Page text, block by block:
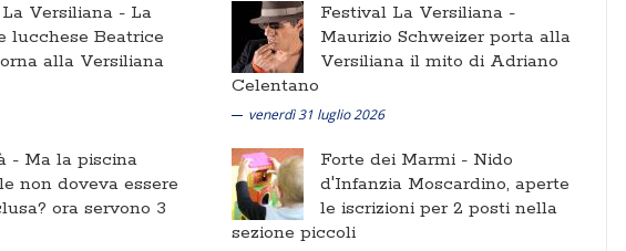
Versiliana - La
lucchese Beatrice
alla Versiliana
Festival La Versiliana -
Maurizio Schweizer porta alla
Versiliana il mito di Adriano
Celentano
venerdì 31 luglio 2026
- Ma la piscina
non doveva essere
ora servono 3
Forte dei Marmi - Nido
d'Infanzia Moscardino, aperte
le iscrizioni per 2 posti nella
sezione piccoli